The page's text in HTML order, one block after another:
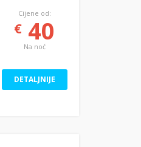
Cijene od:
€ 40
Na noć
DETALJNIJE